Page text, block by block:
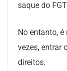
saque do
No entanto,
vezes, entrar
direitos.